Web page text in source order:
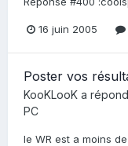
16 juin 2005
Poster vos
KooKLooK a
PC
le WR est a moins